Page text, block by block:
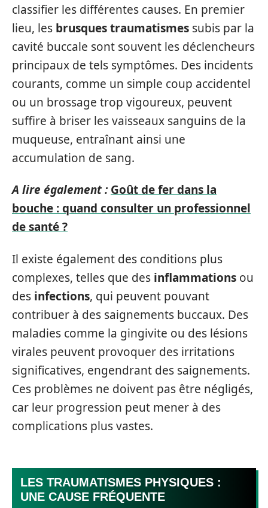
classifier les différentes causes. En premier
lieu, les brusques traumatismes subis par la
cavité buccale sont souvent les déclencheurs
principaux de tels symptômes. Des incidents
courants, comme un simple coup accidentel
ou un brossage trop vigoureux, peuvent
suffire à briser les vaisseaux sanguins de la
muqueuse, entraînant ainsi une
accumulation de sang.
A lire également : Goût de fer dans la
bouche : quand consulter un professionnel
de santé ?
Il existe également des conditions plus
complexes, telles que des inflammations ou
des infections, qui peuvent pouvant
contribuer à des saignements buccaux. Des
maladies comme la gingivite ou des lésions
virales peuvent provoquer des irritations
significatives, engendrant des saignements.
Ces problèmes ne doivent pas être négligés,
car leur progression peut mener à des
complications plus vastes.
LES TRAUMATISMES PHYSIQUES :
UNE CAUSE FRÉQUENTE